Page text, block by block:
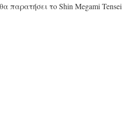
παρατήσει το Shin Megami Tensei